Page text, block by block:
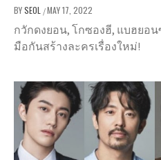
BYSEOL /MAY 17, 2022
กวักดงยอน, โกซองฮี, แบฮยอ
มือกันสร้างละครเรื่องใหม่!